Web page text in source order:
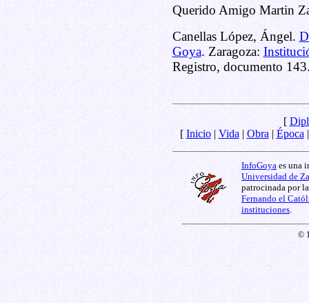
Querido Amigo Martin
Canellas López, Ángel.
Goya. Zaragoza:
Registro, documento
[
[ Inicio| Vida | Obra | Época
InfoGoya es una
Universidad de
patrocinada por
Fernando el
instituciones
©